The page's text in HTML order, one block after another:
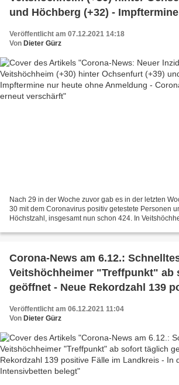
und Höchberg (+32) -
verschärft
Veröffentlicht am 07.12.2021 14:18
Von Dieter Gürz
Nach 29 in der Woche zuvor gab es in der letzten
30 mit dem Coronavirus positiv getestete Personen
Höchstzahl, insgesamt nun schon 424. In
Corona-News am 6.12.:
Veitshöchheimer "Treffpunkt" ab
geöffnet - Neue Rekordzahl 139
Intensivbetten belegt
Veröffentlicht am 06.12.2021 11:04
Von Dieter Gürz